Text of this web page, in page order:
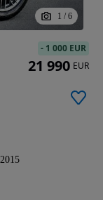
1 / 6
2015
- 1 000 EUR
21 990 EUR